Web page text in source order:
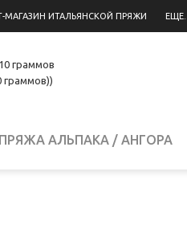
МАГАЗИН ИТАЛЬЯНСКОЙ ПРЯЖИ ЕЩЕ...
граммов
граммов))
ПРЯЖА АЛЬПАКА / АНГОРА